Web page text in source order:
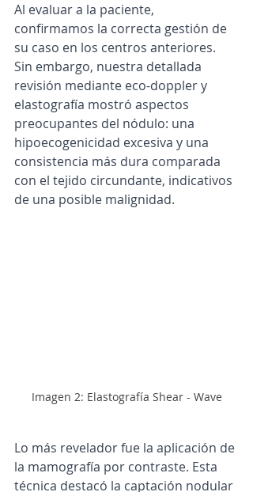
Al evaluar a la paciente,
confirmamos la correcta gestión de
su caso en los centros anteriores.
Sin embargo, nuestra detallada
revisión mediante eco-doppler y
elastografía mostró aspectos
preocupantes del nódulo: una
hipoecogenicidad excesiva y una
consistencia más dura comparada
con el tejido circundante, indicativos
de una posible malignidad.
Imagen 2: Elastografía Shear - Wave
Lo más revelador fue la aplicación de
la mamografía por contraste. Esta
técnica destacó la captación nodular